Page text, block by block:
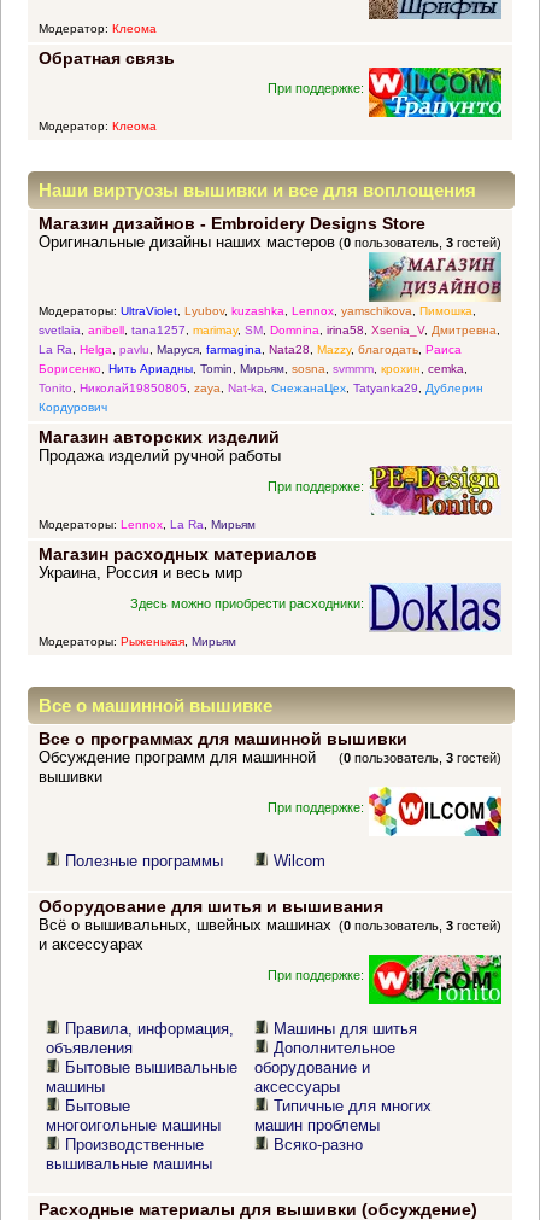
Модератор: Клеома
Обратная связь
При поддержке:
Модератор: Клеома
Наши виртуозы вышивки и все для воплощения
прекрасных идей
Магазин дизайнов - Embroidery Designs Store
(0 пользователь,3 гостей)
Оригинальные дизайны наших мастеров
Модераторы: UltraViolet, Lyubov, kuzashka, Lennox, yamschikova, Пимошка,
svetlaia, anibell, tana1257, marimay, SM, Domnina, irina58, Xsenia_V, Дмитревна,
La Ra, Helga, pavlu, Маруся, farmagina, Nata28, Mazzy, благодать, Раиса
Борисенко, Нить Ариадны, Tomin, Мирьям, sosna, svmmm, крохин, cemka,
Tonito, Николай19850805, zaya, Nat-ka, СнежанаЦех, Tatyanka29, Дублерин
Кордурович
Магазин авторских изделий
Продажа изделий ручной работы
При поддержке:
Модераторы: Lennox, La Ra, Мирьям
Магазин расходных материалов
Украина, Россия и весь мир
Здесь можно приобрести расходники:
Модераторы: Рыженькая, Мирьям
Все о машинной вышивке
Все о программах для машинной вышивки
(0 пользователь,3 гостей)
Обсуждение программ для машинной
вышивки
При поддержке:
Полезные программы Wilcom
Оборудование для шитья и вышивания
(0 пользователь,3 гостей)
Всё о вышивальных, швейных машинах
и аксессуарах
При поддержке:
Правила, информация,
объявления
Бытовые вышивальные
машины
Бытовые
многоигольные машины
Производственные
вышивальные машины
Машины для шитья
Дополнительное
оборудование и
аксессуары
Типичные для многих
машин проблемы
Всяко-разно
Расходные материалы для вышивки (обсуждение)